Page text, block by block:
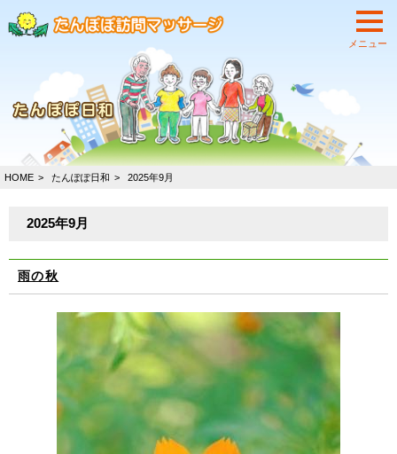
HOME たんぽぽ日和 2025年9月
2025年9月
雨の秋